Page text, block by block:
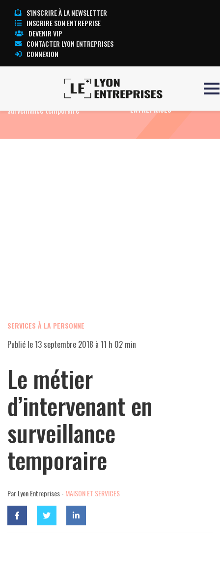
S'INSCRIRE À LA NEWSLETTER
INSCRIRE SON ENTREPRISE
DEVENIR VIP
CONTACTER LYON ENTREPRISES
CONNEXION
Le métier d’intervenant en
surveillance temporaire
TOUTE L’ACTUALITÉ LYON
ENTREPRISES
SERVICES À LA PERSONNE
Publié le13 septembre 2018 à 11 h 02 min
Le métier
d’intervenant en
surveillance
temporaire
Par Lyon Entreprises - MAISON ET SERVICES